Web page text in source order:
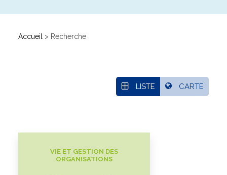
Accueil > Recherche
LISTE CARTE
VIE ET GESTION DES
ORGANISATIONS